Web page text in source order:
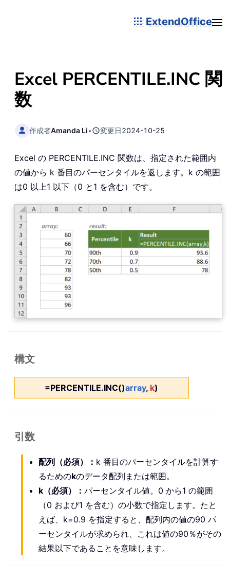
ExtendOffice
Excel PERCENTILE.INC 関
数
作成者Amanda Li• 変更日2024-10-25
Excel の PERCENTILE.INC 関数は、指定された範囲内
の値から k 番目のパーセンタイルを返します。k の範囲
は0 以上1 以下（0 と1 を含む）です。
構文
=PERCENTILE.INC()array, k)
引数
配列（必須）： k 番目のパーセンタイルを計算す
るためのkのデータ配列または範囲。
k（必須）： パーセンタイル値。0 から1 の範囲
（0 および1 を含む）の小数で指定します。たと
えば、k=0.9 を指定すると、配列内の値の90 パ
ーセンタイルが求められ、これは値の90％がその
結果以下であることを意味します。